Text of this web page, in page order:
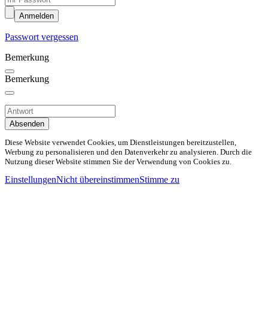
Anmelden
Passwort vergessen
Bemerkung
Bemerkung
Absenden
Diese Website verwendet Cookies, um Dienstleistungen bereitzustellen,
Werbung zu personalisieren und den Datenverkehr zu analysieren. Durch die
Nutzung dieser Website stimmen Sie der Verwendung von Cookies zu.
EinstellungenNicht übereinstimmenStimme zu